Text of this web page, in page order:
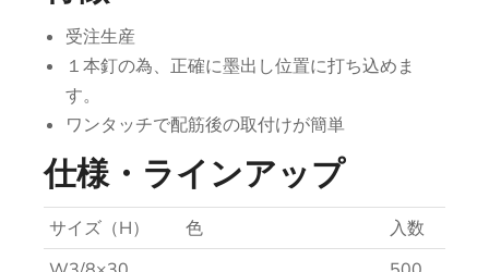
受注生産
１本釘の為、正確に墨出し位置に打ち込めま
す。
ワンタッチで配筋後の取付けが簡単
仕様・ラインアップ
サイズ（H） 色
入数